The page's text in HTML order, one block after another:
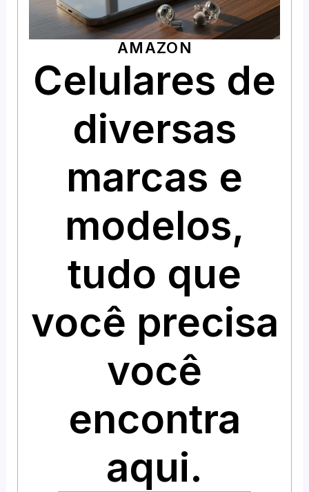
AMAZON
Celulares de
diversas
marcas e
modelos,
tudo que
você precisa
você
encontra
aqui.